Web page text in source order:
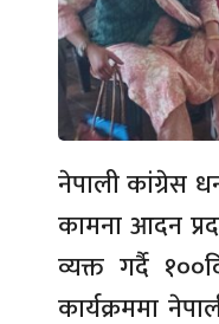
नेपाली कांग्रेस
कामना आदन
व्यक्त गर्दै
कार्यक्रममा